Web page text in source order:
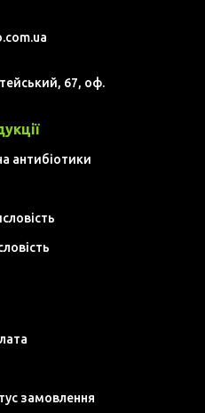
67, оф.
антибіотики
замовлення